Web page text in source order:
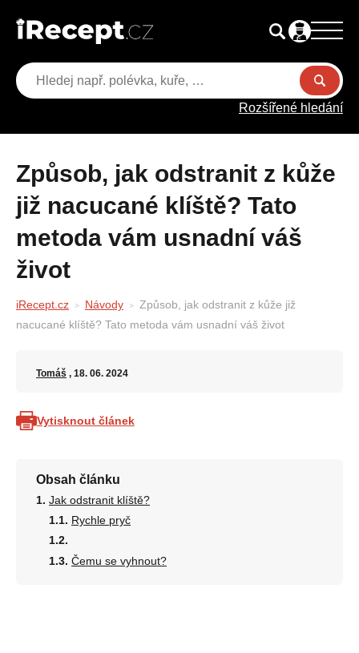
Rozšířené hledání
Způsob, jak odstranit z kůže
již nacucané klíště? Tato
metoda vám usnadní váš
život
iRecept.cz Návody
Způsob, jak odstranit z kůže již
nacucané klíště? Tato metoda vám usnadní váš život
Tomáš , 18. 06. 2024
Vytisknout článek
Obsah článku
Jak odstranit klíště?
Rychle pryč
Čemu se vyhnout?